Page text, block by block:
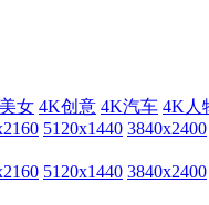
女 4K创意 4K汽车 4K人
5120x1440 3840x2400
5120x1440 3840x2400